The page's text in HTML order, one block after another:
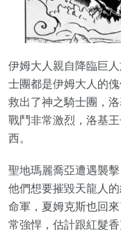
伊姆大人親自降臨巨
士團都是伊姆大人的
救出了神之騎士團，
戰鬥非常激烈，洛基
西。
聖地瑪麗喬亞遭遇襲
他們想要摧毀天龍人
命軍，夏姆克斯也回
常強悍，估計跟紅髮香